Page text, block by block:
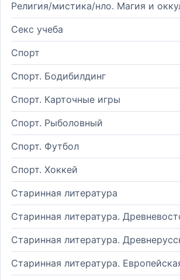
Религия/мистика/нло. Магия и
Секс учеба
Спорт
Спорт. Бодибилдинг
Спорт. Карточные игры
Спорт. Рыболовный
Спорт. Футбол
Спорт. Хоккей
Старинная литература
Старинная литература.
Старинная литература.
Старинная литература.